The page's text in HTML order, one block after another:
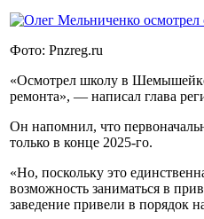
Фото: Pnzreg.ru
«Осмотрел школу в
ремонта», — написал глава
Он напомнил, что
только в конце 2025-го.
«Но, поскольку это
возможность заниматься в
заведение привели в порядок